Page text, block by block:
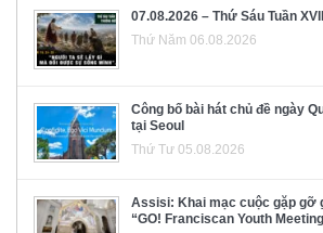
07.08.2026 – Thứ Sáu Tuần
Thứ Năm 06.08.2026
Công bố bài hát chủ đề ngày
tại Seoul
Thứ Tư 05.08.2026
Assisi: Khai mạc cuộc gặp gỡ
“GO! Franciscan Youth